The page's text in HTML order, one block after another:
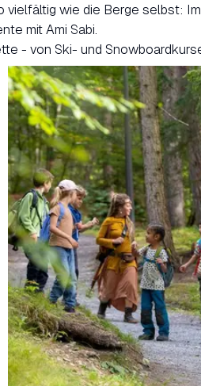
vielfältig wie die Berge selbst: Im
mit Ami Sabi.
- von Ski- und